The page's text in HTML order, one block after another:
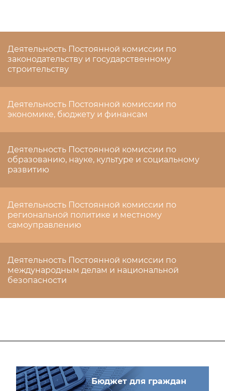
Деятельность Постоянной комиссии по
законодательству и государственному
строительству
Деятельность Постоянной комиссии по
экономике, бюджету и финансам
Деятельность Постоянной комиссии по
образованию, науке, культуре и социальному
развитию
Деятельность Постоянной комиссии по
региональной политике и местному
самоуправлению
Деятельность Постоянной комиссии по
международным делам и национальной
безопасности
Бюджет для граждан